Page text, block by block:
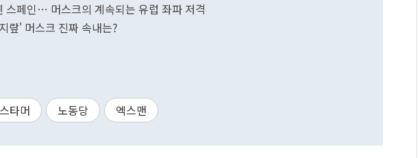
스페인… 머스크의 계속되는 유럽 좌파 저격
랖' 머스크 진짜 속내는?
타머 노동당 엑스맨